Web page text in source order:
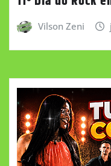
Vilson Zeni